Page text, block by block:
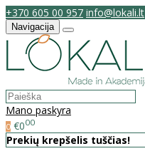
+370 605 00 957 info@lokali.lt
Navigacija
Mano paskyra
0 €000
Prekių krepšelis tuščias!